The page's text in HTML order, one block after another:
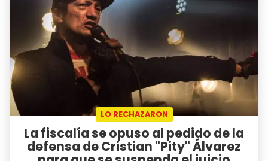
LO RECHAZARON
La fiscalía se opuso al pedido de la
defensa de Cristian "Pity" Álvarez